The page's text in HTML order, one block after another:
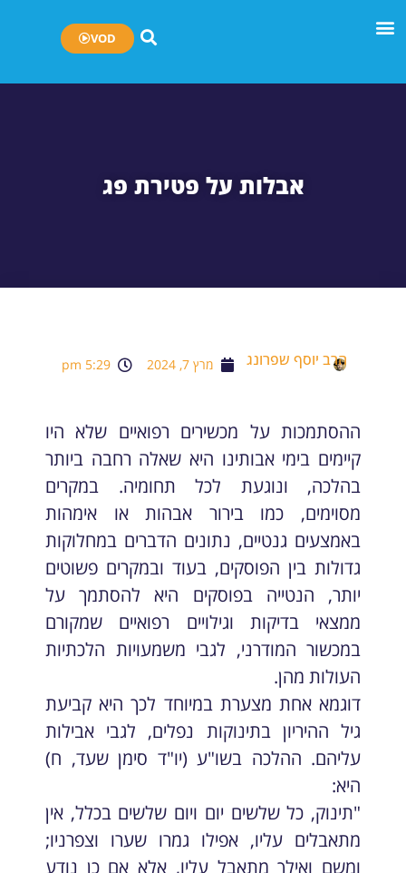
VOD
אבלות על פטירת פג
הרב יוסף שפרונג מרץ 7, 2024 5:29 pm
ההסתמכות על מכשירים רפואיים שלא היו
קיימים בימי אבותינו היא שאלה רחבה ביותר
בהלכה, ונוגעת לכל תחומיה. במקרים
מסוימים, כמו בירור אבהות או אימהות
באמצעים גנטיים, נתונים הדברים במחלוקות
גדולות בין הפוסקים, בעוד ובמקרים פשוטים
יותר, הנטייה בפוסקים היא להסתמך על
ממצאי בדיקות וגילויים רפואיים שמקורם
במכשור המודרני, לגבי משמעויות הלכתיות
העולות מהן.
דוגמא אחת מצערת במיוחד לכך היא קביעת
גיל ההיריון בתינוקות נפלים, לגבי אבילות
עליהם. ההלכה בשו"ע (יו"ד סימן שעד, ח)
היא:
"תינוק, כל שלשים יום ויום שלשים בכלל, אין
מתאבלים עליו, אפילו גמרו שערו וצפרניו;
ומשם ואילך מתאבל עליו, אלא אם כן נודע